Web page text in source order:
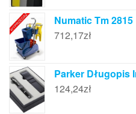
Numatic Tm 2815
712,17zł
Parker Długopis
124,24zł